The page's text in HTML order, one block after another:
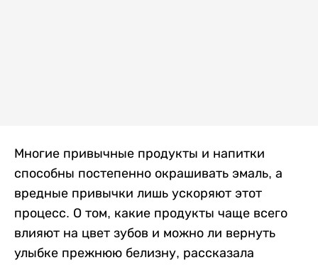
Многие привычные продукты и напитки
способны постепенно окрашивать эмаль, а
вредные привычки лишь ускоряют этот
процесс. О том, какие продукты чаще всего
влияют на цвет зубов и можно ли вернуть
улыбке прежнюю белизну, рассказала